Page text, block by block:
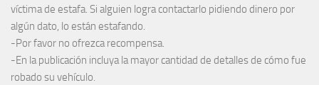
víctima de estafa. Si alguien logra contactarlo pidiendo dinero por
algún dato, lo están estafando.
-Por favor no ofrezca recompensa.
-En la publicación incluya la mayor cantidad de detalles de cómo fue
robado su vehículo.